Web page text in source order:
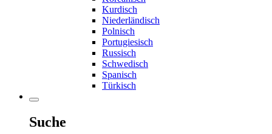
Kurdisch
Niederländisch
Polnisch
Portugiesisch
Russisch
Schwedisch
Spanisch
Türkisch
Suche